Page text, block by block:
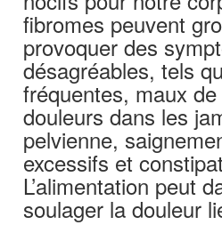
fibromes peuvent
provoquer des
désagréables, tels
fréquentes, maux
douleurs dans les
pelvienne,
excessifs et
L’alimentation peut
soulager la douleur